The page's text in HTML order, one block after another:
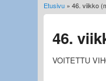
Olet täällä
Etusivu» 46. viikko
46.
VOITETTU